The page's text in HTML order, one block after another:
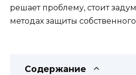
решает проблему, стоит
методах защиты
Содержание